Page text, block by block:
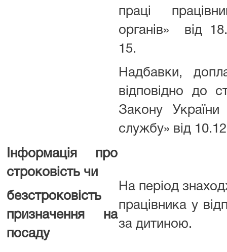
праці
органів» від
15.
Надбавки,
відповідно до
Закону
службу» від
Інформація про
строковість чи
безстроковість
призначення на
посаду
На період
працівника у
за дитиною.